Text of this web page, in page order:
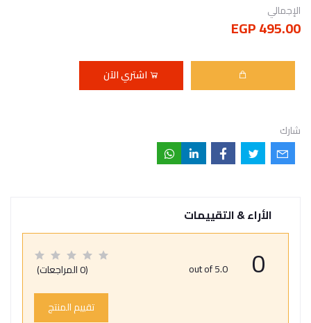
الإجمالي
495.00 EGP
اشتري الآن
شارك
الأراء & التقييمات
0
out of 5.0 (0 المراجعات)
تقييم المنتج